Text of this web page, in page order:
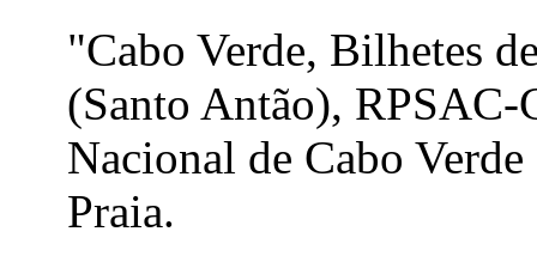
"Cabo Verde, Bilhetes
(Santo Antão),
Nacional de Cabo
Praia.